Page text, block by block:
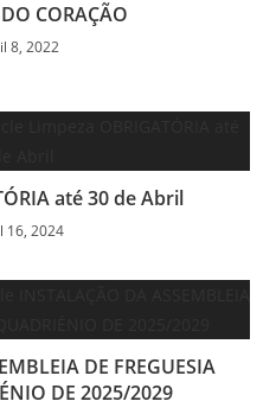
CORAÇÃO
8, 2022
até 30 de Abril
16, 2024
DE FREGUESIA
DE 2025/2029